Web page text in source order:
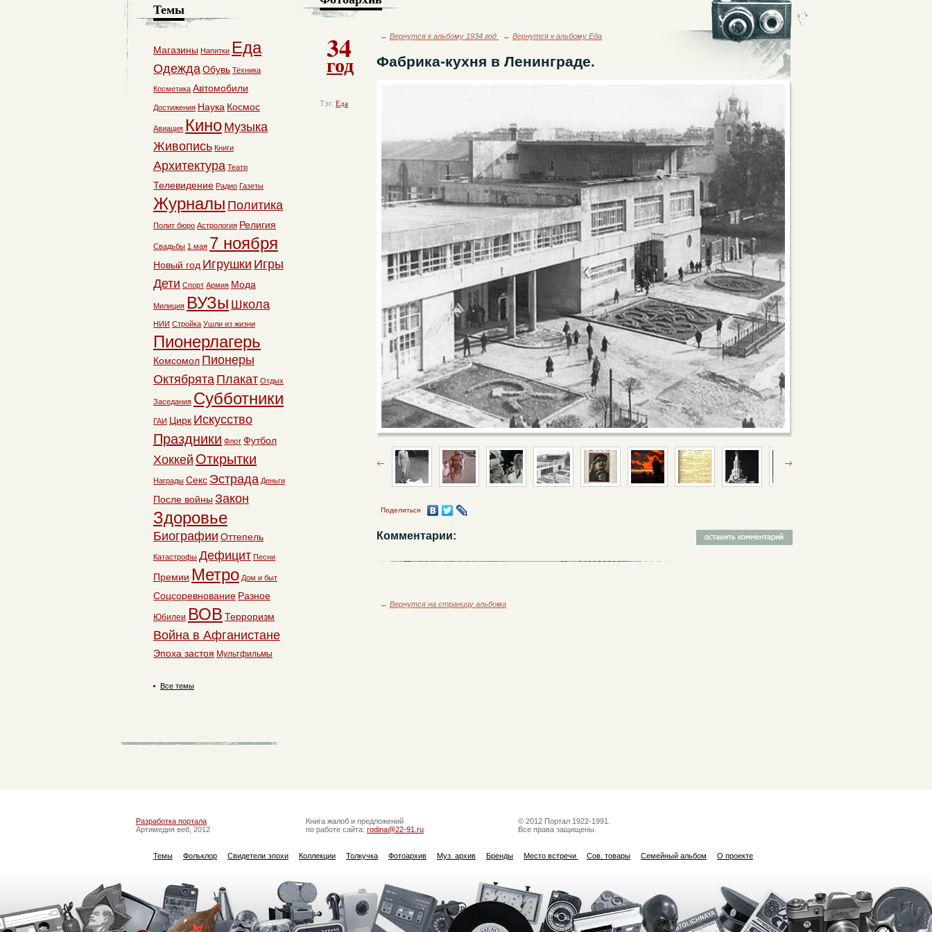
34
год
Тэг: Еда
← Вернутся к альбому 1934 год ← Вернутся к альбому Еда
Фабрика-кухня в Ленинграде.
Поделиться
Комментарии:
← Вернутся на страницу альбома
Темы
Магазины Напитки Еда
ОдеждаОбувь Техника
Косметика Автомобили
Достижения Наука Космос
Авиация Кино Музыка
Живопись Книги
Архитектура Театр
Телевидение Радио Газеты
Журналы Политика
Полит бюро Астрология Религия
Свадьбы 1 мая 7 ноября
Новый год Игрушки Игры
Дети Спорт Армия Мода
Милиция ВУЗы Школа
НИИ Стройка Ушли из жизни
Пионерлагерь
Комсомол Пионеры
Октябрята Плакат Отдых
Заседания Субботники
ГАИ Цирк Искусство
Праздники Флот Футбол
Хоккей Открытки
Награды Секс Эстрада Деньги
После войны Закон
Здоровье
Биографии Оттепель
Катастрофы Дефицит Песни
Премии Метро Дом и быт
Соцсоревнование Разное
Юбилеи ВОВ Терроризм
Война в Афганистане
Эпоха застоя Мультфильмы
Все темы
Разработка портала
Артимедия веб, 2012
Книга жалоб и предложений
по работе сайта: rodina@22-91.ru
© 2012 Портал 1922-1991.
Все права защищены.
Темы Фольклор Свидетели эпохи Коллекции Толкучка Фотоархив Муз. архив Бренды Место встречи Сов. товары Семейный альбом О проекте